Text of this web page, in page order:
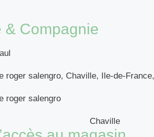
& Compagnie
roger salengro, Chaville, Ile-de-
roger salengro
Chaville